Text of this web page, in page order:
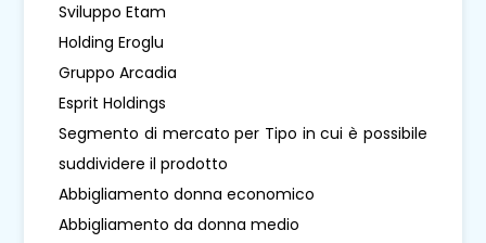
Sviluppo Etam
Holding Eroglu
Gruppo Arcadia
Esprit Holdings
Segmento di mercato per Tipo in cui è possibile
suddividere il prodotto
Abbigliamento donna economico
Abbigliamento da donna medio